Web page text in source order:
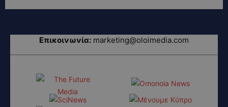
Επικοινωνία: marketing@oloimedia.com